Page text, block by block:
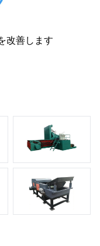
改善します